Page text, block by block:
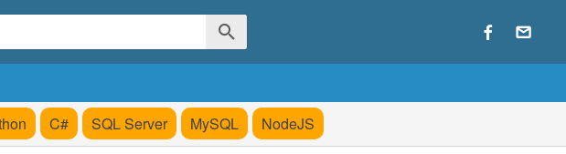
C# SQL Server MySQL NodeJS